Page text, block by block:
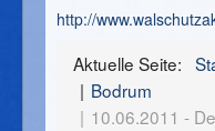
http://
Aktuelle Seite:
Bodrum
10.06.2011 -